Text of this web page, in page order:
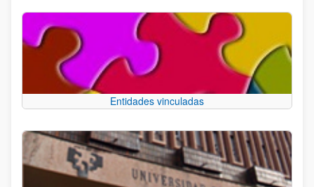
Entidades vinculadas